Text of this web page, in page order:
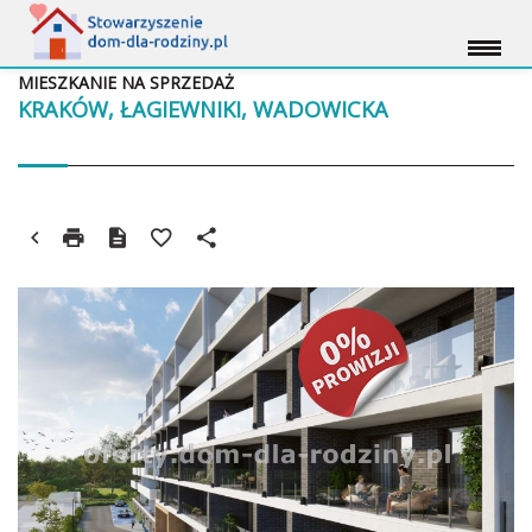
KRAKÓW, ŁAGIEWNIKI, WADOWICKA
MIESZKANIE NA SPRZEDAŻ